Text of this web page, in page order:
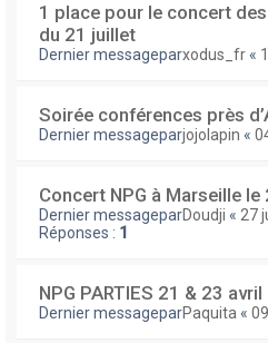
1 place pour le concert
du 21 juillet
Dernier messageparxodus_fr «
Soirée conférences près
Dernier messageparjojolapin «
Concert NPG à Marseille
Dernier messageparDoudji « 27
Réponses : 1
NPG PARTIES 21 & 23
Dernier messageparPaquita «